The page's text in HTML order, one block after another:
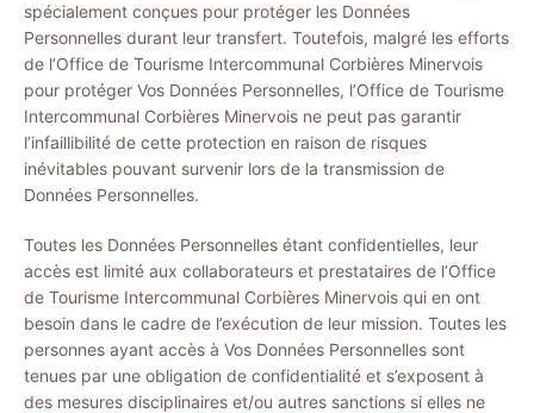
spécialement conçues pour protéger les Données
Personnelles durant leur transfert. Toutefois, malgré les efforts
de l’Office de Tourisme Intercommunal Corbières Minervois
pour protéger Vos Données Personnelles, l’Office de Tourisme
Intercommunal Corbières Minervois ne peut pas garantir
l’infaillibilité de cette protection en raison de risques
inévitables pouvant survenir lors de la transmission de
Données Personnelles.
Toutes les Données Personnelles étant confidentielles, leur
accès est limité aux collaborateurs et prestataires de l’Office
de Tourisme Intercommunal Corbières Minervois qui en ont
besoin dans le cadre de l’exécution de leur mission. Toutes les
personnes ayant accès à Vos Données Personnelles sont
tenues par une obligation de confidentialité et s’exposent à
des mesures disciplinaires et/ou autres sanctions si elles ne